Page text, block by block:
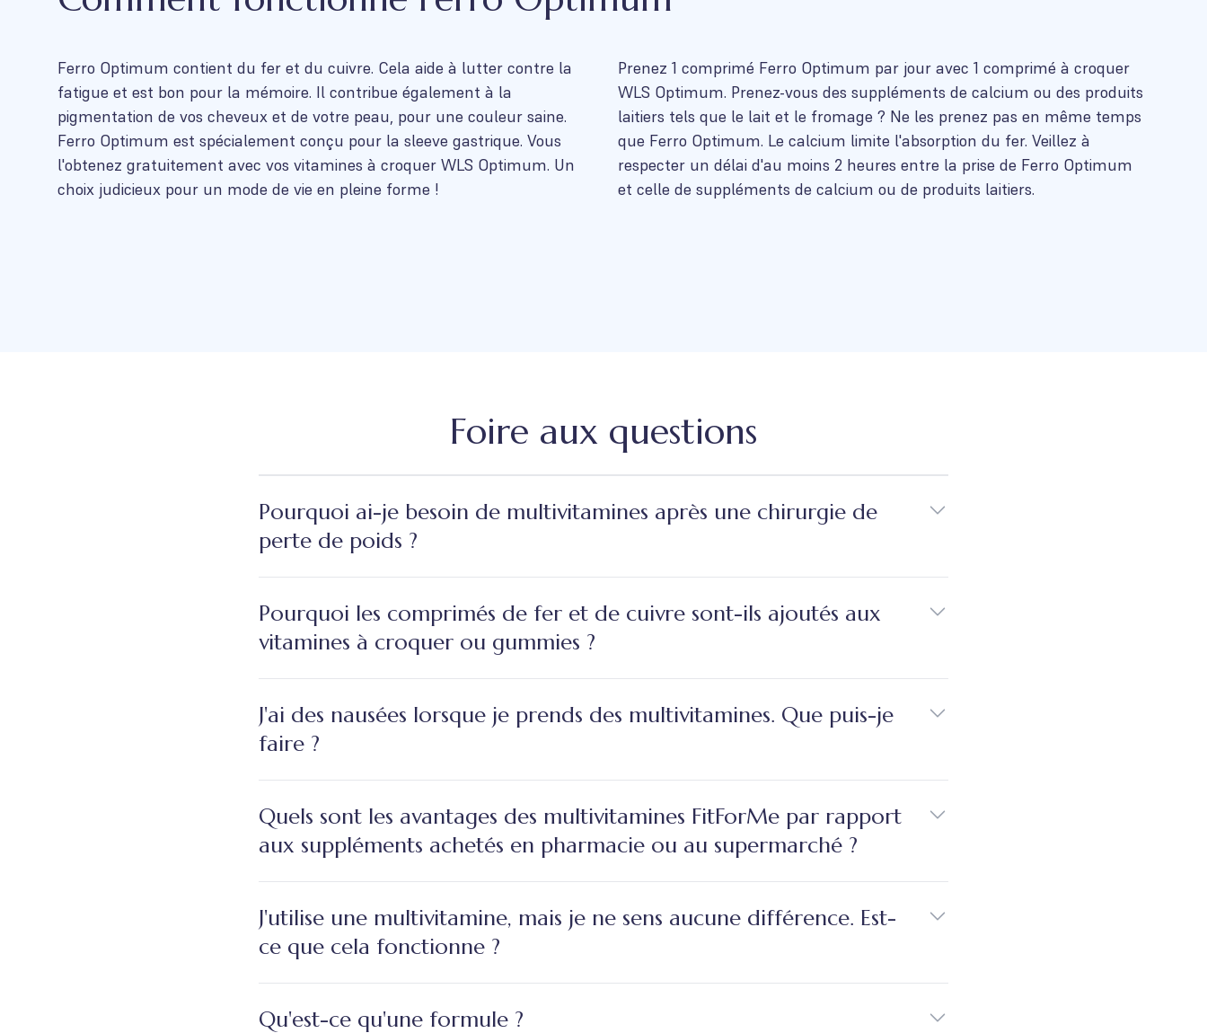
Ferro Optimum contient du fer et du cuivre. Cela aide à lutter contre la
fatigue et est bon pour la mémoire. Il contribue également à la
pigmentation de vos cheveux et de votre peau, pour une couleur saine.
Ferro Optimum est spécialement conçu pour la sleeve gastrique. Vous
l'obtenez gratuitement avec vos vitamines à croquer WLS Optimum. Un
choix judicieux pour un mode de vie en pleine forme !
Prenez 1 comprimé Ferro Optimum par jour avec 1 comprimé à croquer
WLS Optimum. Prenez-vous des suppléments de calcium ou des produits
laitiers tels que le lait et le fromage ? Ne les prenez pas en même temps
que Ferro Optimum. Le calcium limite l'absorption du fer. Veillez à
respecter un délai d'au moins 2 heures entre la prise de Ferro Optimum
et celle de suppléments de calcium ou de produits laitiers.
Foire aux questions
Pourquoi ai-je besoin de multivitamines après une chirurgie de
perte de poids ?
Pourquoi les comprimés de fer et de cuivre sont-ils ajoutés aux
vitamines à croquer ou gummies ?
J'ai des nausées lorsque je prends des multivitamines. Que puis-je
faire ?
Quels sont les avantages des multivitamines FitForMe par rapport
aux suppléments achetés en pharmacie ou au supermarché ?
J'utilise une multivitamine, mais je ne sens aucune différence. Est-
ce que cela fonctionne ?
Qu'est-ce qu'une formule ?